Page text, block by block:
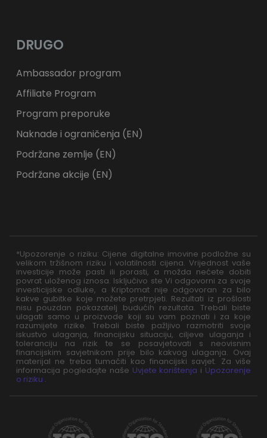
DRUGO
Ambassador program
Affiliate Program
Program preporuke
Naknade i ograničenja (EN)
Podržane zemlje (EN)
Podržane akcije (EN)
*Upozorenje o riziku: Cijene digitalne imovine podložne su
velikom tržišnom riziku i volatilnosti cijena. Vrijednost vaše
investicije može pasti ili porasti, a možda nećete dobiti
povrat uloženog iznosa. Isključivo ste Vi odgovorni za svoje
investicijske odluke, a Kriptomat nije odgovoran za bilo
kakve gubitke koje možete pretrpjeti. Rezultati iz prošlosti
nisu pouzdan pokazatelj budućih rezultata. Trebali biste
ulagati samo u proizvode koji su vam poznati i za koje
razumijete rizike. Trebali biste pažljivo razmotriti svoje
iskustvo ulaganja, financijsku situaciju, ciljeve ulaganja i
toleranciju na rizik te se posavjetovati s neovisnim
financijskim savjetnikom prije bilo kakvog ulaganja. Ovaj
materijal ne treba tumačiti kao financijski savjet. Za više
informacija pogledajte naše Uvjete korištenja i Upozorenje
o riziku .